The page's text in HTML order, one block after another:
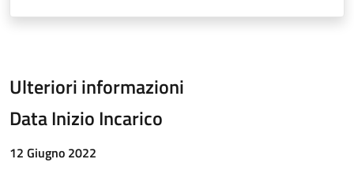
Ulteriori informazioni
Data Inizio Incarico
12 Giugno 2022